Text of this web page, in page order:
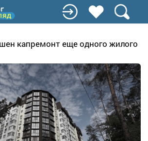
капремонт еще одного жилого